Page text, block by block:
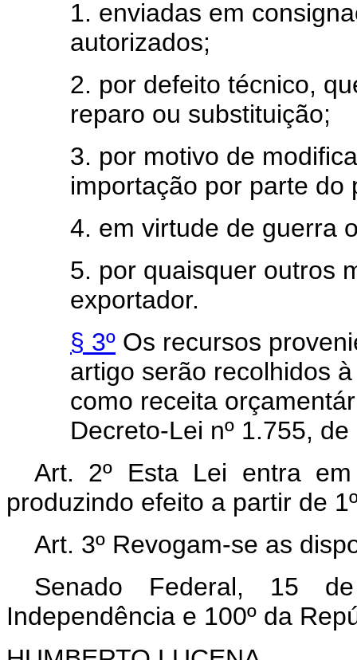
1. enviadas em
autorizados;
2. por defeito técnico,
reparo ou substituição;
3. por motivo de
importação por parte do
4. em virtude de guerra
5. por quaisquer outros
exportador.
§ 3º Os recursos
artigo serão recolhidos
como receita
Decreto-Lei nº 1.755,
Art. 2º Esta Lei entra
produzindo efeito a partir de
Art. 3º Revogam-se as
Senado Federal, 15
Independência e 100º da